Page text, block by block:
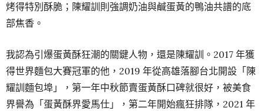
烤得特別酥脆；陳耀訓則強調奶油與鹹蛋黃的鴨油共譜的底
部焦香。
我認為引爆蛋黃酥狂潮的關鍵人物，還是陳耀訓。2017 年獲
得世界麵包大賽冠軍的他，2019 年從高雄落腳台北開設「陳
耀訓麵包埠」，第一年中秋節賣蛋黃酥口碑就很好，被美食
界譽為「蛋黃酥界愛馬仕」，第二年開始瘋狂排隊，2021 年